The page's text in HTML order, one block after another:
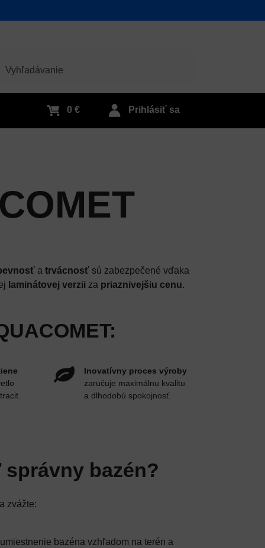
Prihlásiť sa
0 €
a trvácnosťsú zabezpečené vďaka
laminátovej verzii za priaznivejšiu cenu.
Inovatívny proces výroby
zaručuje maximálnu kvalitu
a dlhodobú spokojnosť.
bazén?
zvážte:
bazéna vzhľadom na terén a